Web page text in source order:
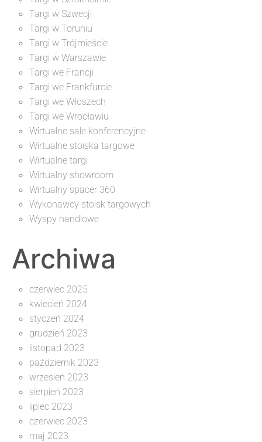
Targi w Szwecji
Targi w Toruniu
Targi w Trójmieście
Targi w Warszawie
Targi we Francji
Targi we Frankfurcie
Targi we Włoszech
Targi we Wrocławiu
Wirtualne sale konferencyjne
Wirtualne stoiska targowe
Wirtualne targi
Wirtualny showroom
Wirtualny spacer 360
Wykonawcy stoisk targowych
Wyspy handlowe
Archiwa
czerwiec 2025
kwiecień 2024
styczeń 2024
grudzień 2023
listopad 2023
październik 2023
wrzesień 2023
sierpień 2023
lipiec 2023
czerwiec 2023
maj 2023